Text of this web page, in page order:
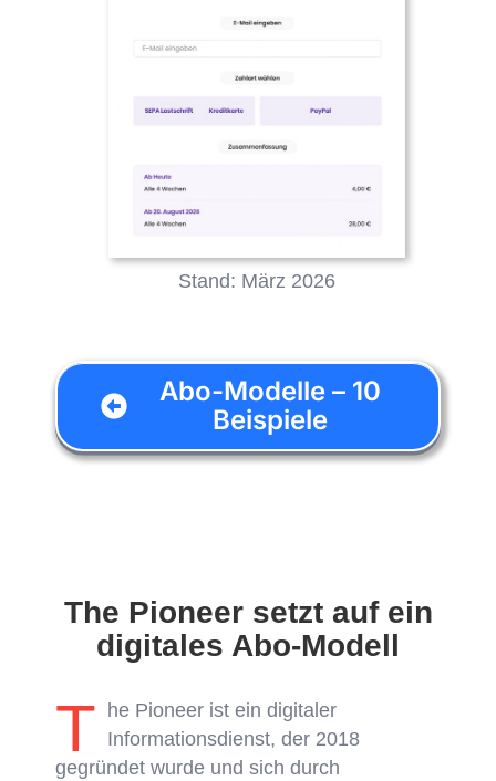
Stand: März 2026
Abo-Modelle – 10
Beispiele
The Pioneer setzt auf ein
digitales Abo-Modell
T
he Pioneer ist ein digitaler
Informationsdienst, der 2018
gegründet wurde und sich durch